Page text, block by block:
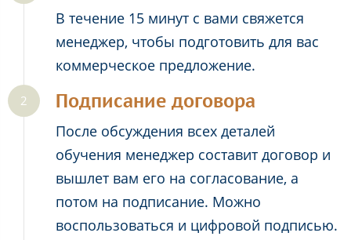
В течение 15 минут с вами свяжется
менеджер, чтобы подготовить для вас
коммерческое предложение.
Подписание договора
После обсуждения всех деталей
обучения менеджер составит договор и
вышлет вам его на согласование, а
потом на подписание. Можно
воспользоваться и цифровой подписью.